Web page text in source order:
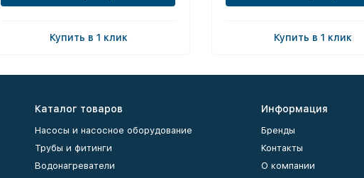
Купить в 1 клик Купить в 1 клик
Каталог товаров
Насосы и насосное оборудование
Трубы и фитинги
Водонагреватели
Информация
Бренды
Контакты
О компании